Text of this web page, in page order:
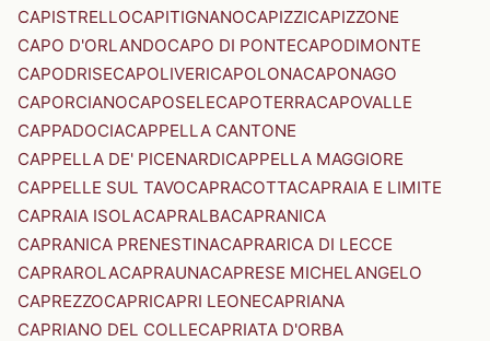
CAPISTRELLOCAPITIGNANOCAPIZZICAPIZZONE
CAPO D'ORLANDOCAPO DI PONTECAPODIMONTE
CAPODRISECAPOLIVERICAPOLONACAPONAGO
CAPORCIANOCAPOSELECAPOTERRACAPOVALLE
CAPPADOCIACAPPELLA CANTONE
CAPPELLA DE' PICENARDICAPPELLA MAGGIORE
CAPPELLE SUL TAVOCAPRACOTTACAPRAIA E LIMITE
CAPRAIA ISOLACAPRALBACAPRANICA
CAPRANICA PRENESTINACAPRARICA DI LECCE
CAPRAROLACAPRAUNACAPRESE MICHELANGELO
CAPREZZOCAPRICAPRI LEONECAPRIANA
CAPRIANO DEL COLLECAPRIATA D'ORBA